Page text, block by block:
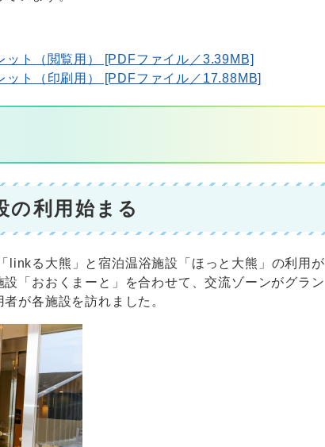
ット（閲覧用） [PDFファイル／3.39MB]
ット（印刷用） [PDFファイル／17.88MB]
の利用始まる
linkる大熊」と宿泊温浴施設「ほっと大熊」の利用が
「おおくまーと」を合わせて、交流ゾーンがグラン
が各施設を訪れました。